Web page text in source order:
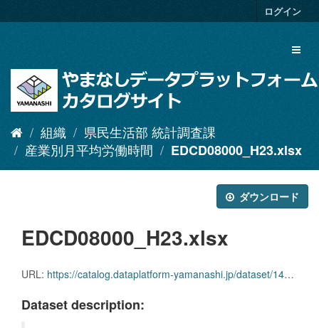
キ
ログイン
組織
県民生活部 統計調査課
産業別月平均労働時間
EDCD08000_H23.xlsx
ダウンロード
EDCD08000_H23.xlsx
URL: https://catalog.dataplatform-yamanashi.jp/dataset/14a11383-6b83-4e4c-a03a-13f580205106/resource/aafb8442-5e6b-4979-8aa8-6ac16e7157d7/download/edcd08000_h23.xlsx
Dataset description: